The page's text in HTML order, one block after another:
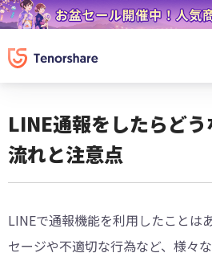
LINE通報をしたらど
流れと注意点
LINEで通報機能を利用したことは
セージや不適切な行為など、様々